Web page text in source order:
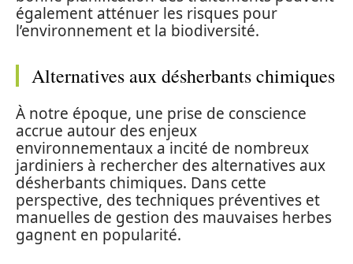
également atténuer les risques pour
l’environnement et la biodiversité.
Alternatives aux désherbants chimiques
À notre époque, une prise de conscience
accrue autour des enjeux
environnementaux a incité de nombreux
jardiniers à rechercher des alternatives aux
désherbants chimiques. Dans cette
perspective, des techniques préventives et
manuelles de gestion des mauvaises herbes
gagnent en popularité.